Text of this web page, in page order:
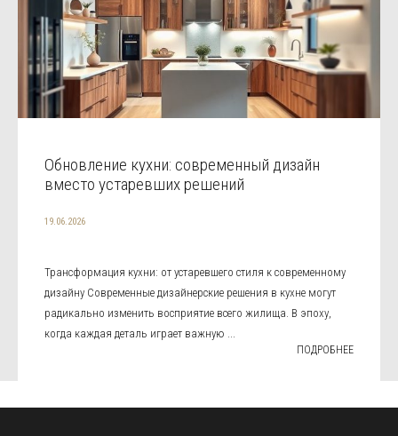
Обновление кухни: современный дизайн
вместо устаревших решений
19.06.2026
Трансформация кухни: от устаревшего стиля к современному
дизайну Современные дизайнерские решения в кухне могут
радикально изменить восприятие всего жилища. В эпоху,
когда каждая деталь играет важную ...
ПОДРОБНЕЕ